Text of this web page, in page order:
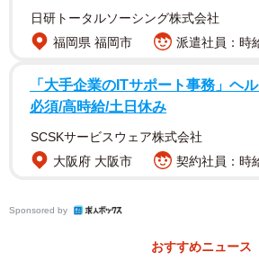
た、マツコさんが歌い出す瞬間に画面
め、「続きが見たい」「マツコさんの
CMは同社YouTubeチャンネル「UHA
ル」でも公開中です。
日研トータルソーシング株式会社
福岡県 福岡市
派遣社員：時
「大手企業のITサポート事務」ヘ
必須/高時給/土日休み
SCSKサービスウェア株式会社
大阪府 大阪市
契約社員：時
Sponsored by
おすすめニュース